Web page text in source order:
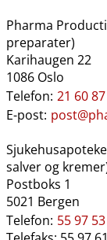
Pharma
preparater)
Karihaugen 22
1086 Oslo
Telefon: 21 60
E-post:
salver og
Postboks 1
5021 Bergen
Telefon: 55 97